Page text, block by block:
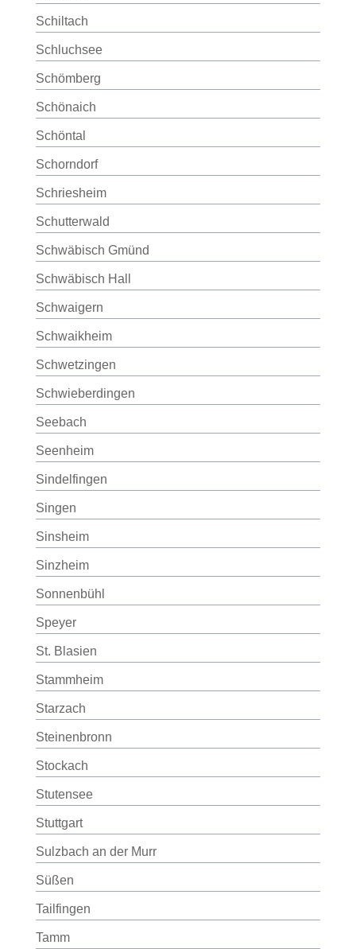
Schiltach
Schluchsee
Schömberg
Schönaich
Schöntal
Schorndorf
Schriesheim
Schutterwald
Schwäbisch Gmünd
Schwäbisch Hall
Schwaigern
Schwaikheim
Schwetzingen
Schwieberdingen
Seebach
Seenheim
Sindelfingen
Singen
Sinsheim
Sinzheim
Sonnenbühl
Speyer
St. Blasien
Stammheim
Starzach
Steinenbronn
Stockach
Stutensee
Stuttgart
Sulzbach an der Murr
Süßen
Tailfingen
Tamm